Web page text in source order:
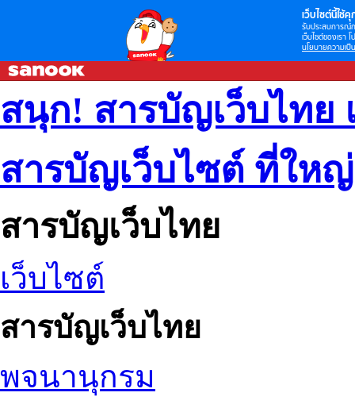
เว็บไซต์นี้ใช้คุ
รับประสบการณ์
เว็บไซต์ของเรา
นโยบายความเป็
สนุก! สารบัญเว็บไทย
สารบัญเว็บไซต์ ที่ให
สารบัญเว็บไทย
เว็บไซต์
สารบัญเว็บไทย
พจนานุกรม